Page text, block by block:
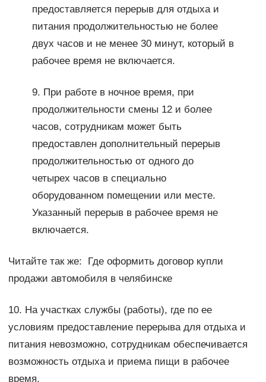
предоставляется перерыв для отдыха и
питания продолжительностью не более
двух часов и не менее 30 минут, который в
рабочее время не включается.
9. При работе в ночное время, при
продолжительности смены 12 и более
часов, сотрудникам может быть
предоставлен дополнительный перерыв
продолжительностью от одного до
четырех часов в специально
оборудованном помещении или месте.
Указанный перерыв в рабочее время не
включается.
Читайте так же: Где оформить договор купли
продажи автомобиля в челябинске
10. На участках службы (работы), где по ее
условиям предоставление перерыва для отдыха и
питания невозможно, сотрудникам обеспечивается
возможность отдыха и приема пищи в рабочее
время.